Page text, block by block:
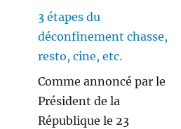
3 étapes du
déconfinement chasse,
resto, cine, etc.
Comme annoncé par le
Président de la
République le 23